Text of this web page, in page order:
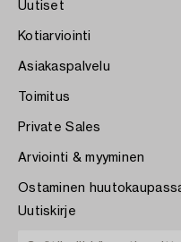
Uutiset
Kotiarviointi
Asiakaspalvelu
Toimitus
Private Sales
Arviointi & myyminen
Ostaminen
Uutiskirje